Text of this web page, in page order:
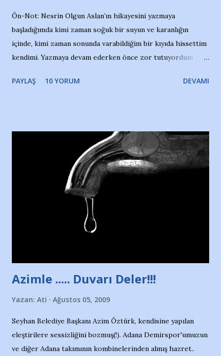
Ön-Not: Nesrin Olgun Aslan’ın hikayesini yazmaya
başladığımda kimi zaman soğuk bir suyun ve karanlığın
içinde, kimi zaman sonunda varabildiğim bir kıyıda hissettim
kendimi. Yazmaya devam ederken önce zor tutuyordum
Yazımı, ağlayarak bitirebildim ancak…Kendisinin web
Nesrin’in Hikayesi’ne başlıyorum… 1964 Adana Yüzme
havuzunun kenarında 7 yaşında kara kuru bir kız çocuğu
duruyor. Havuzun içinde Adana Demirspor Kulübü
yüzücüleri. Erkekler çoğunlukta. Küçük kız etrafına bakıyor.
Sadece 4 kız çocuğu var. Nesrin, Adana Demirspor’un 4
kızından biri oluyor o gün…Giriyor havuza. 1973 – 1975
Adana Nesrin, 16 yaşında. Yüzüyor. 7 yaşında girdiği
Türkiye 3.lüğü var. 17 yaşında mar...
PAYLAŞ 10 YORUM DEVAMI
Azimle ..... Duvarı Deler!!!
Yazan: Ati Ağustos 05, 2009
Seyhan Belediye Başkanı Azim Öztürk, kendisine yapılan
eleştirilere sessizliğini bozmuş(!). Adana Demirspor'umuzun
ve diğer Adana takımının kombinelerinden almış hazret..